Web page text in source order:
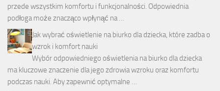
przede wszystkim komfortu i funkcjonalności. Odpowiednia
podłoga może znacząco wpłynąć na …
Jak wybrać oświetlenie na biurko dla dziecka, które zadba o
wzrok i komfort nauki
Wybór odpowiedniego oświetlenia na biurko dla dziecka
ma kluczowe znaczenie dla jego zdrowia wzroku oraz komfortu
podczas nauki. Aby zapewnić optymalne …